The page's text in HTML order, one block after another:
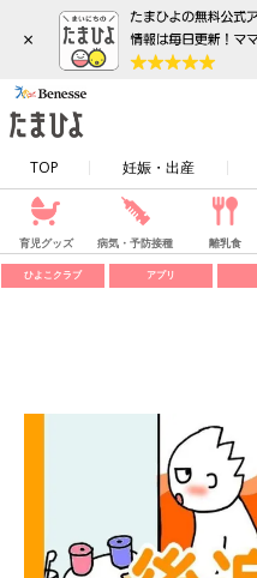
×
TOP 妊娠・出産
育児グッズ 病気・予防接種 離乳食
ひよこクラブ アプリ